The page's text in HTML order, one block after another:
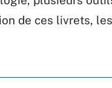
de ces livrets,